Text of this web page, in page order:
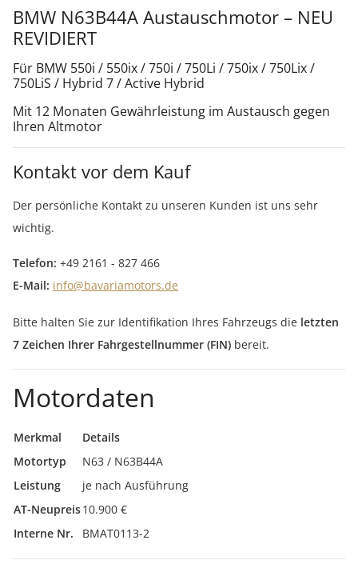
BMW N63B44A Austauschmotor – NEU
REVIDIERT
Für BMW 550i / 550ix / 750i / 750Li / 750ix / 750Lix /
750LiS / Hybrid 7 / Active Hybrid
Mit 12 Monaten Gewährleistung im Austausch gegen
Ihren Altmotor
Kontakt vor dem Kauf
Der persönliche Kontakt zu unseren Kunden ist uns sehr
wichtig.
Telefon: +49 2161 - 827 466
E-Mail: info@bavariamotors.de
Bitte halten Sie zur Identifikation Ihres Fahrzeugs die letzten
7 Zeichen Ihrer Fahrgestellnummer (FIN) bereit.
Motordaten
Merkmal
Details
Motortyp
N63 / N63B44A
Leistung
je nach Ausführung
AT-Neupreis10.900 €
Interne Nr.
BMAT0113-2